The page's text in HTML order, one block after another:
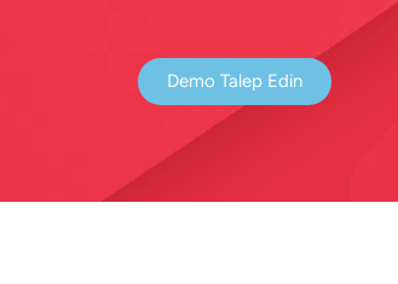
Demo Talep Edin